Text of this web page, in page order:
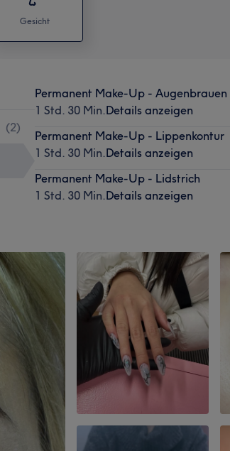
Gesicht
(2)
Permanent Make-Up - Augenbrauen
1 Std. 30 Min.Details anzeigen
Permanent Make-Up - Lippenkontur
1 Std. 30 Min.Details anzeigen
Permanent Make-Up - Lidstrich
1 Std. 30 Min.Details anzeigen